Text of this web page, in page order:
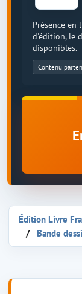
Présence
d'édition, le
disponibles.
Contenu
Édition Livre
Bande